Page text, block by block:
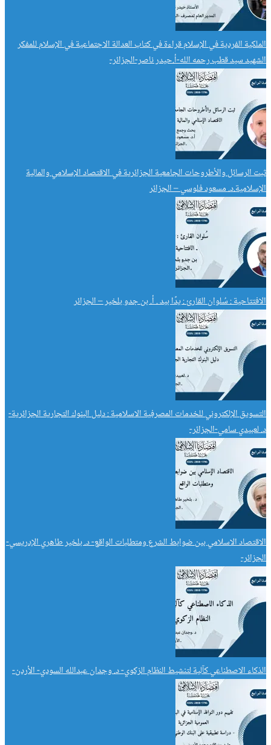
الملكية الفردية في الإسلام قراءة في كتاب العدالة الاجتماعية في الإسلام للمفكر
الشهيد سيد قطب رحمه الله-أ.حيدر ناصر-الجزائر-
ثبت الرسائل والأطروحات الجامعية الجزائرية في الاقتصاد الإسلامي والمالية
الإسلامية.د. مسعود فلوسي – الجزائر
الافتتاحية : سُلوان القارئ : يدًا بيد . أ. بن جدو بلخير – الجزائر
التسويق الإلكتروني للخدمات المصرفية الاسلامية : دليل البنوك التجارية الجزائرية-
د. لعبيدي سامي-الجزائر-
الاقتصاد الاسلامي بين ضوابط الشرع ومتطلبات الواقع- د. بلخير طاهري الإدريسي-
الجزائر-
الذكاء الاصطناعي كآلية لتنشيط النظام الزكوي- د. وجدان عبدالله السودي- الأردن-